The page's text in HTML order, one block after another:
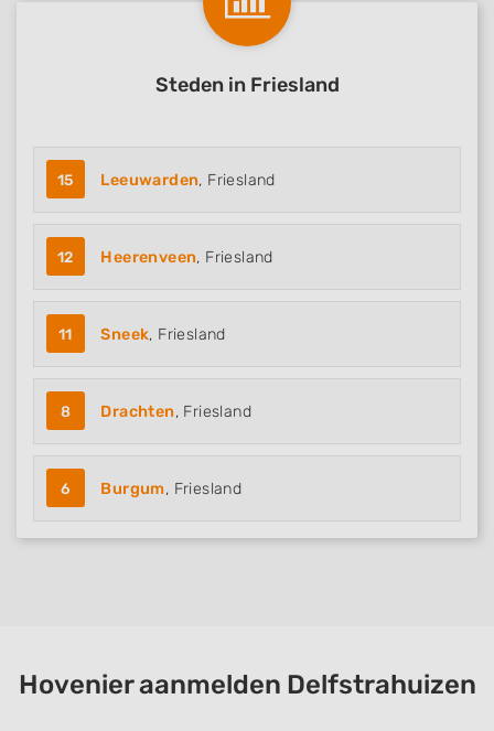
Steden in Friesland
15 Leeuwarden, Friesland
12 Heerenveen, Friesland
11 Sneek, Friesland
8 Drachten, Friesland
6 Burgum, Friesland
Hovenier aanmelden Delfstrahuizen